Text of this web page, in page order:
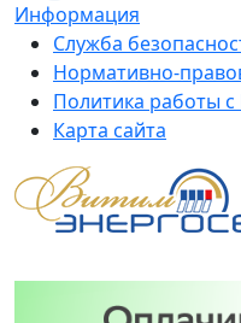
Информация
Служба
Нормативно-
Политика работы
Карта сайта